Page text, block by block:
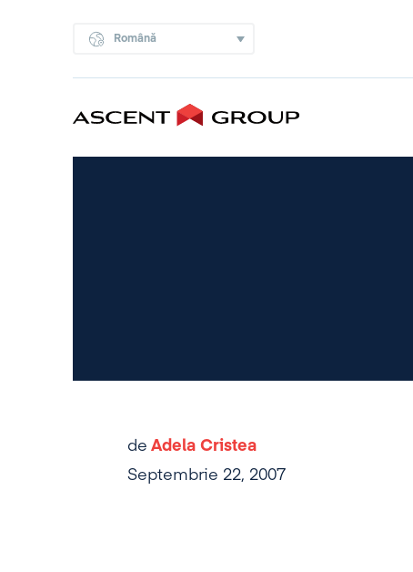
Română
de Adela Cristea
Septembrie 22, 2007